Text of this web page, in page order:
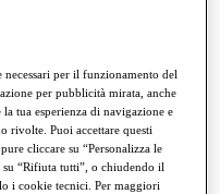
e € 700Più di € 700
necessari per il funzionamento del
per pubblicità mirata, anche
tua esperienza di navigazione e
rivolte. Puoi accettare questi
cliccare su “Personalizza le
su “Rifiuta tutti”, o chiudendo il
i cookie tecnici. Per maggiori